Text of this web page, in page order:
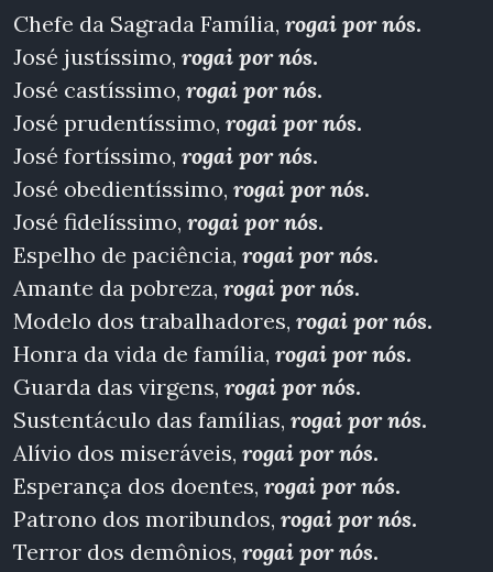
Chefe da Sagrada Família, rogai por nós.
José justíssimo, rogai por nós.
José castíssimo, rogai por nós.
José prudentíssimo, rogai por nós.
José fortíssimo, rogai por nós.
José obedientíssimo, rogai por nós.
José fidelíssimo, rogai por nós.
Espelho de paciência, rogai por nós.
Amante da pobreza, rogai por nós.
Modelo dos trabalhadores, rogai por nós.
Honra da vida de família, rogai por nós.
Guarda das virgens, rogai por nós.
Sustentáculo das famílias, rogai por nós.
Alívio dos miseráveis, rogai por nós.
Esperança dos doentes, rogai por nós.
Patrono dos moribundos, rogai por nós.
Terror dos demônios, rogai por nós.